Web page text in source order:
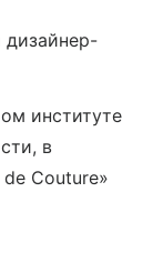
дизайнер-
институте
в
Couture»